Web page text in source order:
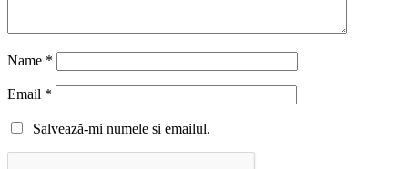
Name *
Email *
Salvează-mi numele si emailul.